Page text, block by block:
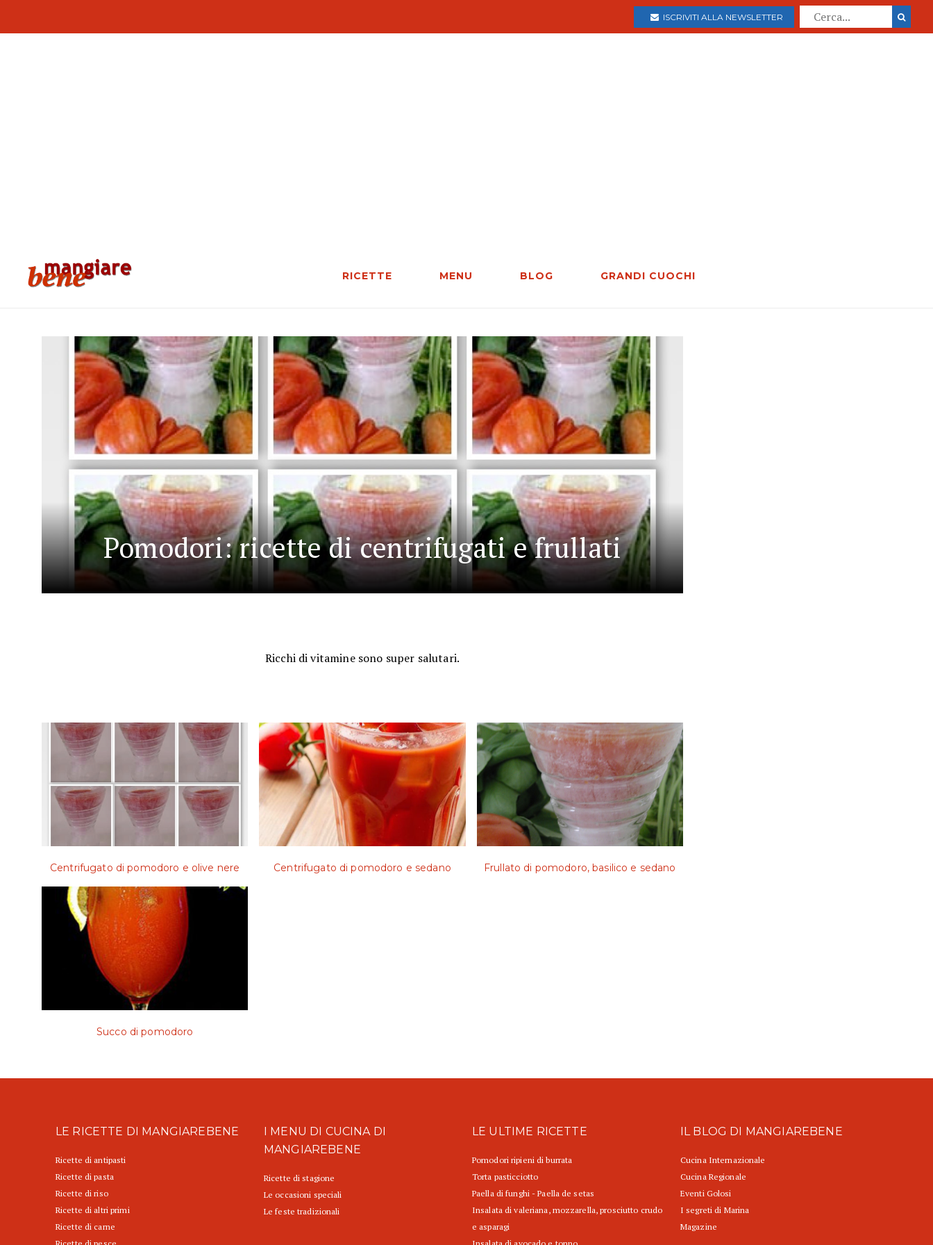
ISCRIVITI ALLA NEWSLETTER
RICETTE MENU BLOG GRANDI CUOCHI
Pomodori: ricette di centrifugati e frullati
Ricchi di vitamine sono super salutari.
Centrifugato di pomodoro e olive nere Centrifugato di pomodoro e sedano Frullato di pomodoro, basilico e sedano
Succo di pomodoro
LE RICETTE DI MANGIAREBENE
Ricette di antipasti
Ricette di pasta
Ricette di riso
Ricette di altri primi
Ricette di carne
I MENU DI CUCINA DI
MANGIAREBENE
Ricette di stagione
Le occasioni speciali
Le feste tradizionali
LE ULTIME RICETTE
Pomodori ripieni di burrata
Torta pasticciotto
Paella di funghi - Paella de setas
Insalata di valeriana, mozzarella, prosciutto crudo
e asparagi
IL BLOG DI MANGIAREBENE
Cucina Internazionale
Cucina Regionale
Eventi Golosi
I segreti di Marina
Magazine